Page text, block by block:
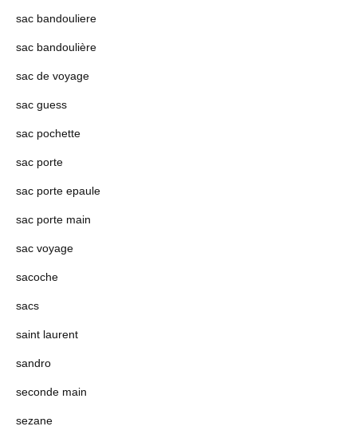
sac bandouliere
sac bandoulière
sac de voyage
sac guess
sac pochette
sac porte
sac porte epaule
sac porte main
sac voyage
sacoche
sacs
saint laurent
sandro
seconde main
sezane